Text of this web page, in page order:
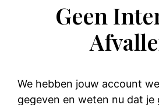
Geen
We hebben jouw account
gegeven en weten nu dat